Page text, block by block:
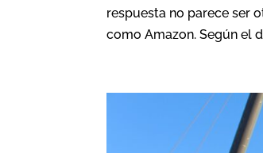
respuesta no parece ser
como Amazon. Según el